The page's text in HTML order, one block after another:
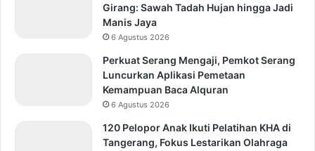
Girang: Sawah Tadah Hujan hingga Jadi
Manis Jaya
6 Agustus 2026
Perkuat Serang Mengaji, Pemkot Serang
Luncurkan Aplikasi Pemetaan
Kemampuan Baca Alquran
6 Agustus 2026
120 Pelopor Anak Ikuti Pelatihan KHA di
Tangerang, Fokus Lestarikan Olahraga